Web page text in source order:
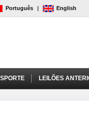
Português | English
LEILÕES